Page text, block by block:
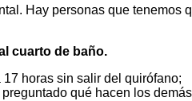
Hay personas que
cuarto de baño.
horas sin salir del quirófano;
qué hacen los